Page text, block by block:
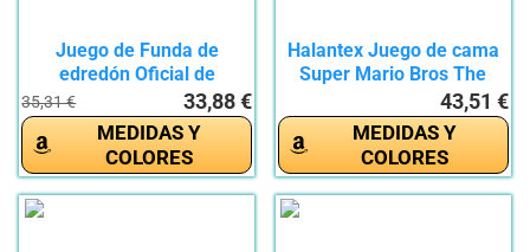
Juego de Funda de
edredón Oficial de
Nintendo...
35,31 € 33,88 €
MEDIDAS Y
COLORES
Halantex Juego de cama
Super Mario Bros The
43,51 €
MEDIDAS Y
COLORES